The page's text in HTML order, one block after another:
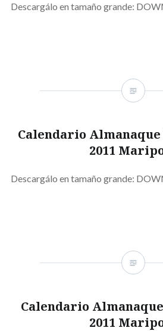
Descargálo en tamaño grande:
Calendario
2011
Descargálo en tamaño grande:
Calendario
2011